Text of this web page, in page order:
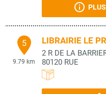
5
9.79 km
LIBRAIRIE LE
2 R DE LA
80120 RUE